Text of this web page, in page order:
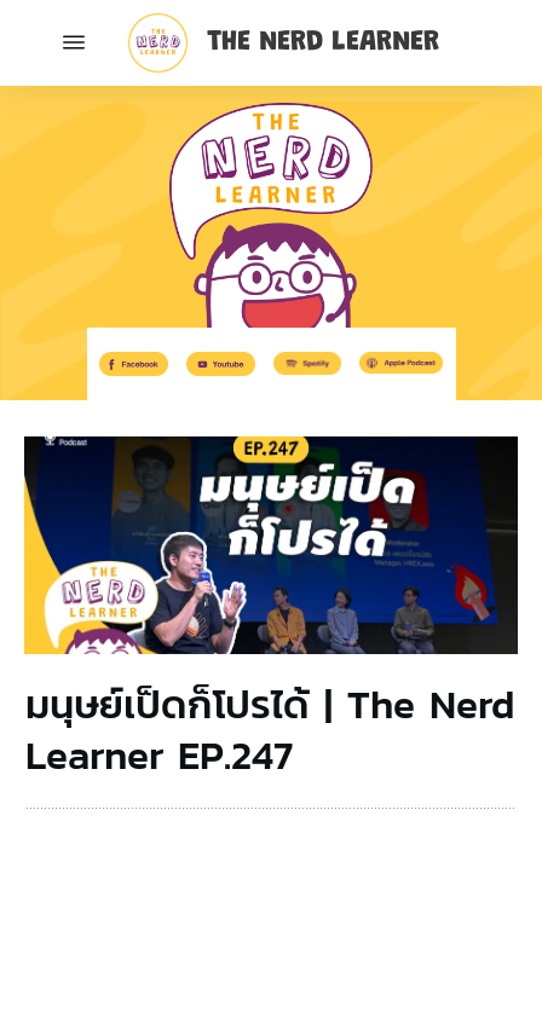
THE NERD LEARNER
มนุษย์เป็ดก็โปรได้ | The Nerd
Learner EP.247